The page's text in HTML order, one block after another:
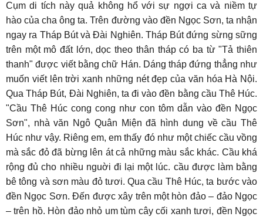
Cụm di tích này quả không hổ với sự ngợi ca và niềm tự
hào của cha ông ta. Trên đường vào đền Ngọc Sơn, ta nhận
ngay ra Tháp Bút và Đài Nghiên. Tháp Bút đứng sừng sững
trên một mô đất lớn, dọc theo thân tháp có ba từ "Tả thiên
thanh" được viết bằng chữ Hán. Dáng tháp đứng thẳng như
muốn viết lên trời xanh những nét đẹp của văn hóa Hà Nội.
Qua Tháp Bút, Đài Nghiên, ta đi vào đền bằng cầu Thê Húc.
"Cầu Thê Húc cong cong như con tôm dẫn vào đền Ngọc
Sơn", nhà văn Ngô Quân Miện đã hình dung về cầu Thê
Húc như vậy. Riêng em, em thấy đó như một chiếc cầu vồng
mà sắc đỏ đã bừng lên át cả những màu sắc khác. Cầu khá
rộng đủ cho nhiều nguời đi lại một lúc. cầu được làm bằng
bê tông và sơn màu đỏ tươi. Qua cầu Thê Húc, ta bước vào
đền Ngọc Sơn. Đến được xây trên một hòn đảo – đảo Ngọc
– trên hồ. Hòn đảo nhỏ um tùm cây cối xanh tươi, đền Ngọc